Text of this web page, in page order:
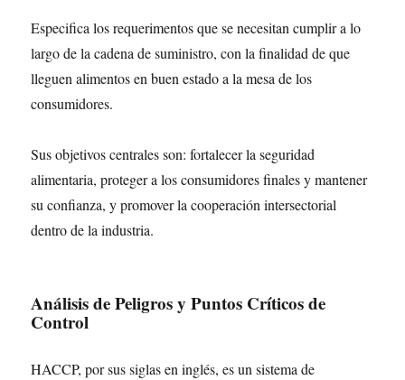
Especifica los requerimentos que se necesitan cumplir a lo
largo de la cadena de suministro, con la finalidad de que
lleguen alimentos en buen estado a la mesa de los
consumidores.
Sus objetivos centrales son: fortalecer la seguridad
alimentaria, proteger a los consumidores finales y mantener
su confianza, y promover la cooperación intersectorial
dentro de la industria.
Análisis de Peligros y Puntos Críticos de
Control
HACCP, por sus siglas en inglés, es un sistema de